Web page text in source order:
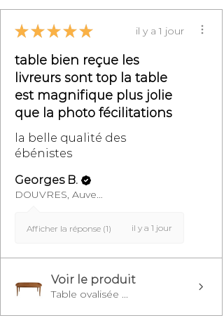
★ ★ ★ ★ ★ il y a 1 jour
table bien reçue les
livreurs sont top la table
est magnifique plus jolie
que la photo fécilitations
la belle qualité des
ébénistes
Georges B.
DOUVRES, Auvergne-Rhône-Alpes
Afficher la réponse (1) il y a 1 jour
Voir le produit
Table ovalisée ...